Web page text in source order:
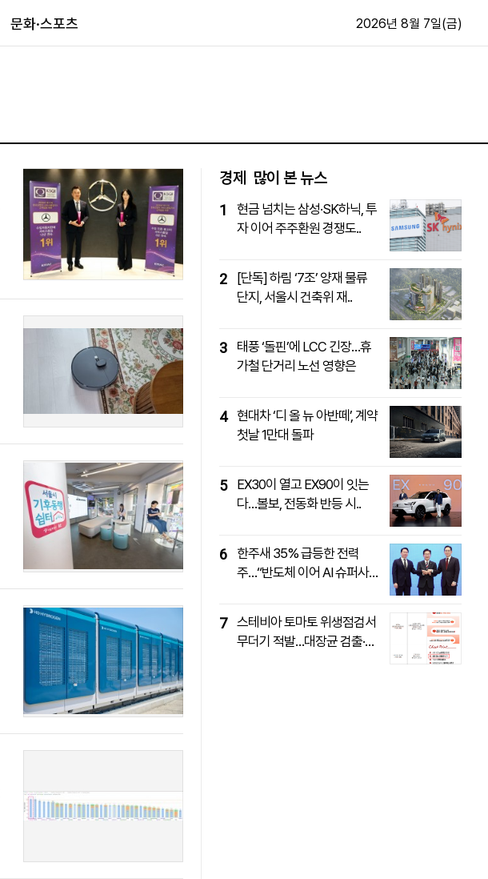
중남미
유럽
중동·아프리카
지면보기
구독신청
First Edition
후원하기
알립니다
패밀리사이트 대학동문골프최강전
문화·스포츠 2026년 8월 7일(금)
경제 많이 본 뉴스
1
현금 넘치는 삼성·SK하닉, 투
자 이어 주주환원 경쟁도..
2
[단독] 하림 ‘7조’ 양재 물류
단지, 서울시 건축위 재..
3
태풍 ‘돌핀’에 LCC 긴장…휴
가철 단거리 노선 영향은
4 현대차 ‘디 올 뉴 아반떼’, 계약
첫날 1만대 돌파
5
EX30이 열고 EX90이 잇는
다…볼보, 전동화 반등 시..
6
한주새 35% 급등한 전력
주…“반도체 이어 AI 슈퍼사
7 스테비아 토마토 위생점검서
무더기 적발…대장균 검출·부